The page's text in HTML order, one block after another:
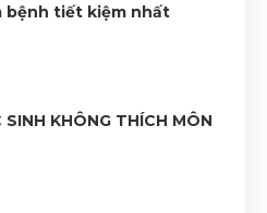
bệnh tiết kiệm nhất
SINH KHÔNG THÍCH MÔN